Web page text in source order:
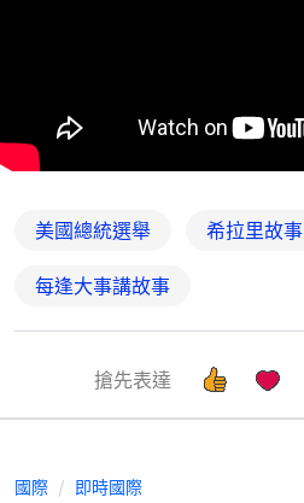
美國總統選舉 希拉里故事
每逢大事講故事
搶先表達
國際 即時國際